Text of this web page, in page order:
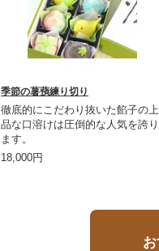
季節の薯蕷練り切り
徹底的にこだわり抜いた餡子の上
品な口溶けは圧倒的な人気を誇り
ます。
18,000円